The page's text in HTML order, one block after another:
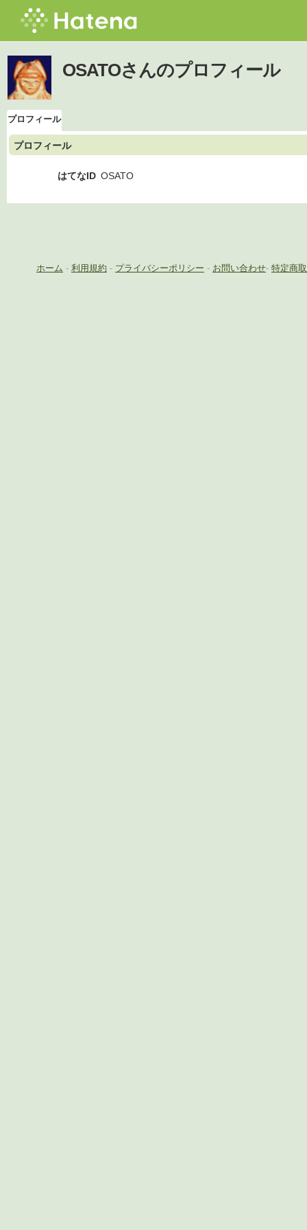
OSATOさんのプロフィール
プロフィール
プロフィール
はてなID OSATO
ホーム - 利用規約 - プライバシーポリシー - お問い合わせ- 特定商